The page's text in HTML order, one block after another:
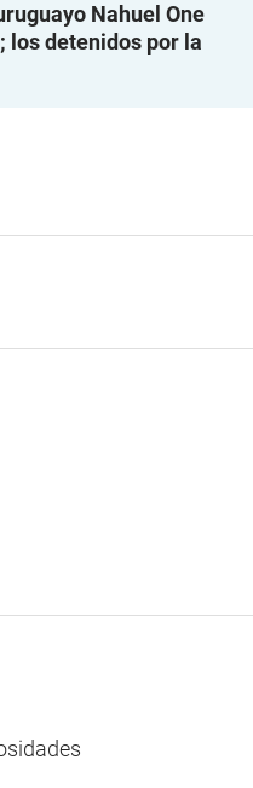
Nahuel One
los detenidos por la